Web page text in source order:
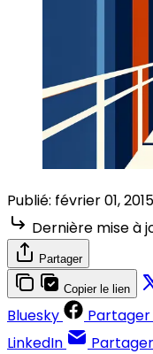
Publié: février 01,
Dernière mise à
Partager
Copier le lien
Bluesky
LinkedIn